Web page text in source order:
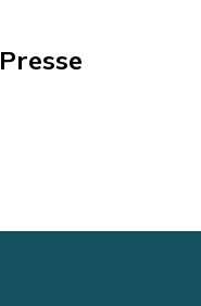
Presse